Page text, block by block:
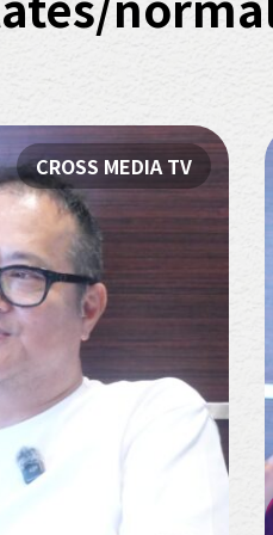
CROSS MEDIA TV